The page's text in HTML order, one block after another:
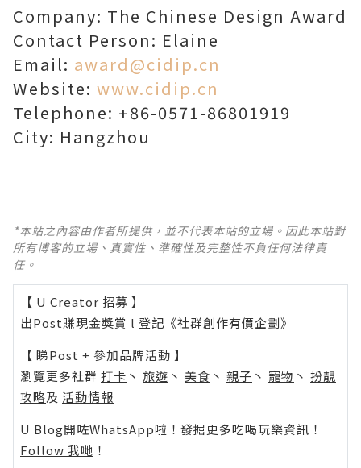
Company: The Chinese Design Award
Contact Person: Elaine
Email: award@cidip.cn
Website: www.cidip.cn
Telephone: +86-0571-86801919
City: Hangzhou
*本站之內容由作者所提供，並不代表本站的立場。因此本站對
所有博客的立場、真實性、準確性及完整性不負任何法律責
任。
【 U Creator 招募 】
出Post賺現金獎賞 l 登記《社群創作有價企劃》
【 睇Post + 參加品牌活動 】
瀏覽更多社群 打卡 丶 旅遊 丶 美食 丶 親子 丶 寵物 丶 扮靚
攻略及 活動情報
U Blog開咗WhatsApp啦！發掘更多吃喝玩樂資訊！
Follow 我哋 ！